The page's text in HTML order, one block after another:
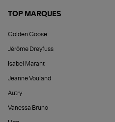
TOP MARQUES
Golden Goose
Jérôme Dreyfuss
Isabel Marant
Jeanne Vouland
Autry
Vanessa Bruno